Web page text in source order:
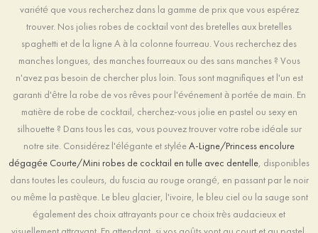
variété que vous recherchez dans la gamme de prix que vous espérez
trouver. Nos jolies robes de cocktail vont des bretelles aux bretelles
spaghetti et de la ligne A à la colonne fourreau. Vous recherchez des
manches longues, des manches fourreaux ou des sans manches ? Vous
n'avez pas besoin de chercher plus loin. Tous sont magnifiques et l'un est
garanti d'être la robe de vos rêves pour l'événement à portée de main. En
matière de robe de cocktail, cherchez-vous jolie en pastel ou sexy en
silhouette ? Dans tous les cas, vous pouvez trouver votre robe idéale sur
notre site. Considérez l'élégante et styléeA-Ligne/Princess encolure
dégagée Courte/Mini robes de cocktail en tulle avec dentelle, disponibles
dans toutes les couleurs, du fuscia au rouge orangé, en passant par le noir
ou même la pastèque. Le bleu glacier, l'ivoire, le bleu ciel ou la sauge sont
également des choix attrayants pour ce choix très audacieux et